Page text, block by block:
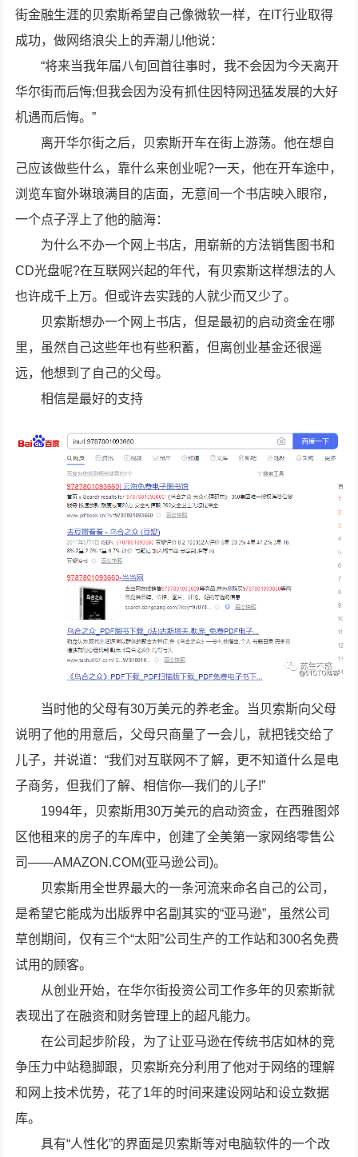
街金融生涯的贝索斯希望自己像微软一样，在IT行业取得
成功，做网络浪尖上的弄潮儿!他说：
“将来当我年届八旬回首往事时，我不会因为今天离开
华尔街而后悔;但我会因为没有抓住因特网迅猛发展的大好
机遇而后悔。”
离开华尔街之后，贝索斯开车在街上游荡。他在想自
己应该做些什么，靠什么来创业呢?一天，他在开车途中，
浏览车窗外琳琅满目的店面，无意间一个书店映入眼帘，
一个点子浮上了他的脑海：
为什么不办一个网上书店，用崭新的方法销售图书和
CD光盘呢?在互联网兴起的年代，有贝索斯这样想法的人
也许成千上万。但或许去实践的人就少而又少了。
贝索斯想办一个网上书店，但是最初的启动资金在哪
里，虽然自己这些年也有些积蓄，但离创业基金还很遥
远，他想到了自己的父母。
相信是最好的支持
当时他的父母有30万美元的养老金。当贝索斯向父母
说明了他的用意后，父母只商量了一会儿，就把钱交给了
儿子，并说道：“我们对互联网不了解，更不知道什么是电
子商务，但我们了解、相信你—我们的儿子!”
1994年，贝索斯用30万美元的启动资金，在西雅图郊
区他租来的房子的车库中，创建了全美第一家网络零售公
司——AMAZON.COM(亚马逊公司)。
贝索斯用全世界最大的一条河流来命名自己的公司，
是希望它能成为出版界中名副其实的“亚马逊”，虽然公司
草创期间，仅有三个“太阳”公司生产的工作站和300名免费
试用的顾客。
从创业开始，在华尔街投资公司工作多年的贝索斯就
表现出了在融资和财务管理上的超凡能力。
在公司起步阶段，为了让亚马逊在传统书店如林的竞
争压力中站稳脚跟，贝索斯充分利用了他对于网络的理解
和网上技术优势，花了1年的时间来建设网站和设立数据
库。
具有“人性化”的界面是贝索斯等对电脑软件的一个改